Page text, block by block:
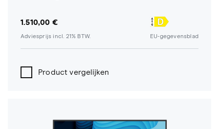
1.510,00 €
Adviesprijs incl. 21% BTW. EU-gegevensblad
Product vergelijken